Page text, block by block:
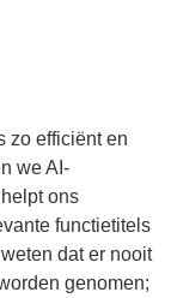
zo efficiënt en
we AI-
ons
functietitels
dat er nooit
genomen;